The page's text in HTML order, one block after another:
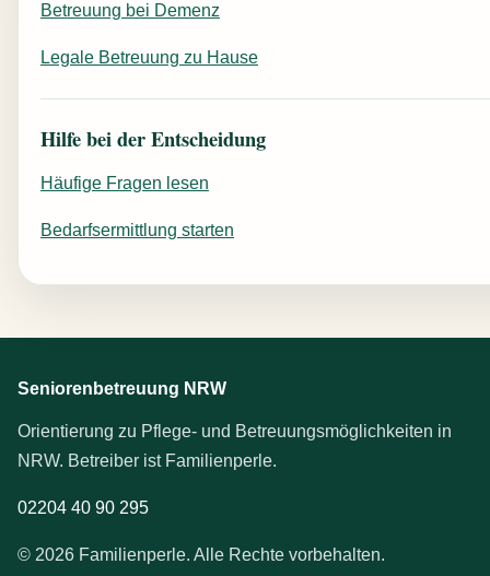
Betreuung bei Demenz
Legale Betreuung zu Hause
Hilfe bei der Entscheidung
Häufige Fragen lesen
Bedarfsermittlung starten
Seniorenbetreuung NRW
Orientierung zu Pflege- und Betreuungsmöglichkeiten in
NRW. Betreiber ist Familienperle.
02204 40 90 295
© 2026 Familienperle. Alle Rechte vorbehalten.